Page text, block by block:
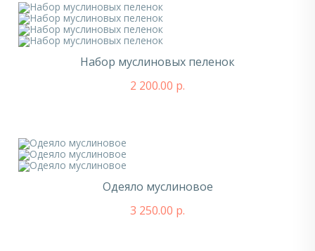
Набор муслиновых пеленок
2 200.00 р.
Одеяло муслиновое
3 250.00 р.